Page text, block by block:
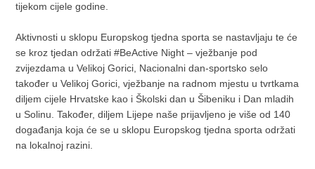
tijekom cijele godine.
Aktivnosti u sklopu Europskog tjedna sporta se nastavljaju te će
se kroz tjedan održati #BeActive Night – vježbanje pod
zvijezdama u Velikoj Gorici, Nacionalni dan-sportsko selo
također u Velikoj Gorici, vježbanje na radnom mjestu u tvrtkama
diljem cijele Hrvatske kao i Školski dan u Šibeniku i Dan mladih
u Solinu. Također, diljem Lijepe naše prijavljeno je više od 140
događanja koja će se u sklopu Europskog tjedna sporta održati
na lokalnoj razini.